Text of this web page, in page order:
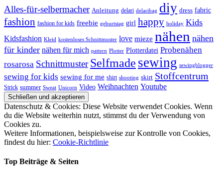
Alles-für-selbermacher Anleitung delari delaribag diy dress fabric
fashion fashion for kids freebie geburtstag girl happy holiday Kids
Kidsfashion Kleid kostenloses Schnittmuster love mieze nähen nähen
für kinder nähen für mich pattern Plotter Plotterdatei Probenähen
rosarosa Schnittmuster Selfmade sewing sewingblogger
sewing for kids sewing for me shirt shooting skirt Stoffcentrum
Strick summer Sweat Unicorn Video Weihnachten Youtube
Datenschutz & Cookies: Diese Website verwendet Cookies. Wenn
du die Website weiterhin nutzt, stimmst du der Verwendung von
Cookies zu.
Weitere Informationen, beispielsweise zur Kontrolle von Cookies,
findest du hier: Cookie-Richtlinie
Top Beiträge & Seiten